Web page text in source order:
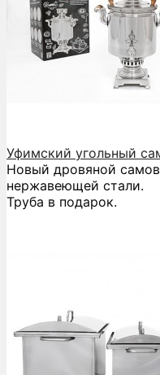
Уфимский угольный
Новый дровяной
нержавеющей стали.
Труба в подарок.